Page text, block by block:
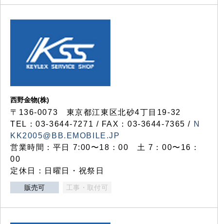
西野金物(株)
〒136-0073 東京都江東区北砂4丁目19-32
TEL：03‐3644‐7271 / FAX：03-3644-7365 / N
KK2005@BB.EMOBILE.JP
営業時間：平日 7:00〜18：00 土 7：00〜16：
00
定休日：日曜日・祝祭日
販売可 工事・取付可